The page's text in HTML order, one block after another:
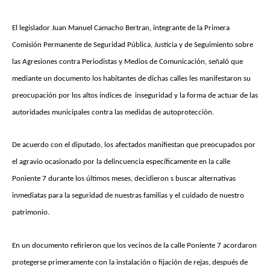
El legislador Juan Manuel Camacho Bertran, integrante de la Primera
Comisión Permanente de Seguridad Pública, Justicia y de Seguimiento sobre
las Agresiones contra Periodistas y Medios de Comunicación, señaló que
mediante un documento los habitantes de dichas calles les manifestaron su
preocupación por los altos índices de inseguridad y la forma de actuar de las
autoridades municipales contra las medidas de autoprotección.
De acuerdo con el diputado, los afectados manifiestan que preocupados por
el agravio ocasionado por la delincuencia específicamente en la calle
Poniente 7 durante los últimos meses, decidieron s buscar alternativas
inmediatas para la seguridad de nuestras familias y el cuidado de nuestro
patrimonio.
En un documento refirieron que los vecinos de la calle Poniente 7 acordaron
protegerse primeramente con la instalación o fijación de rejas, después de